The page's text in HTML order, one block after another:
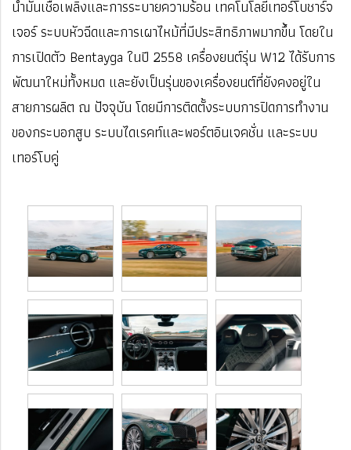
น้ำมันเชื้อเพลิงและการระบายความร้อน เทคโนโลยีเทอร์โบชาร์จ
เจอร์ ระบบหัวฉีดและการเผาไหม้ที่มีประสิทธิภาพมากขึ้น โดยใน
การเปิดตัว Bentayga ในปี 2558 เครื่องยนต์รุ่น W12 ได้รับการ
พัฒนาใหม่ทั้งหมด และยังเป็นรุ่นของเครื่องยนต์ที่ยังคงอยู่ใน
สายการผลิต ณ ปัจจุบัน โดยมีการติดตั้งระบบการปิดการทำงาน
ของกระบอกสูบ ระบบไดเรคท์และพอร์ตอินเจคชั่น และระบบ
เทอร์โบคู่